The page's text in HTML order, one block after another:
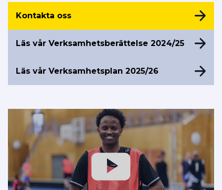
Kontakta oss
Läs vår Verksamhetsberättelse 2024/25
Läs vår Verksamhetsplan 2025/26